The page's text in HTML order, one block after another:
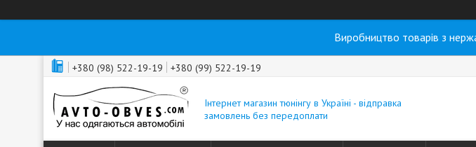
Виробництво товарів з
+380 (98) 522-19-19 +380 (99) 522-19-19
Інтернет магазин тюнінгу в Україні - відправка
замовлень без передоплати